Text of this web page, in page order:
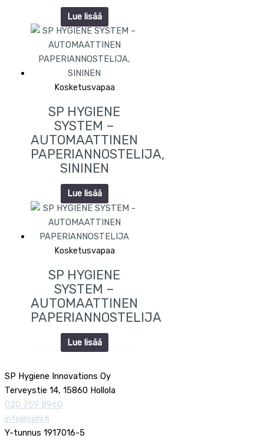
Lue lisää
Kosketusvapaa
SP HYGIENE
SYSTEM –
AUTOMAATTINEN
PAPERIANNOSTELIJA,
SININEN
Lue lisää
Kosketusvapaa
SP HYGIENE
SYSTEM –
AUTOMAATTINEN
PAPERIANNOSTELIJA
Lue lisää
SP Hygiene Innovations Oy
Terveystie 14, 15860 Hollola
020 759 8960
info@sphi.fi
Y-tunnus 1917016-5